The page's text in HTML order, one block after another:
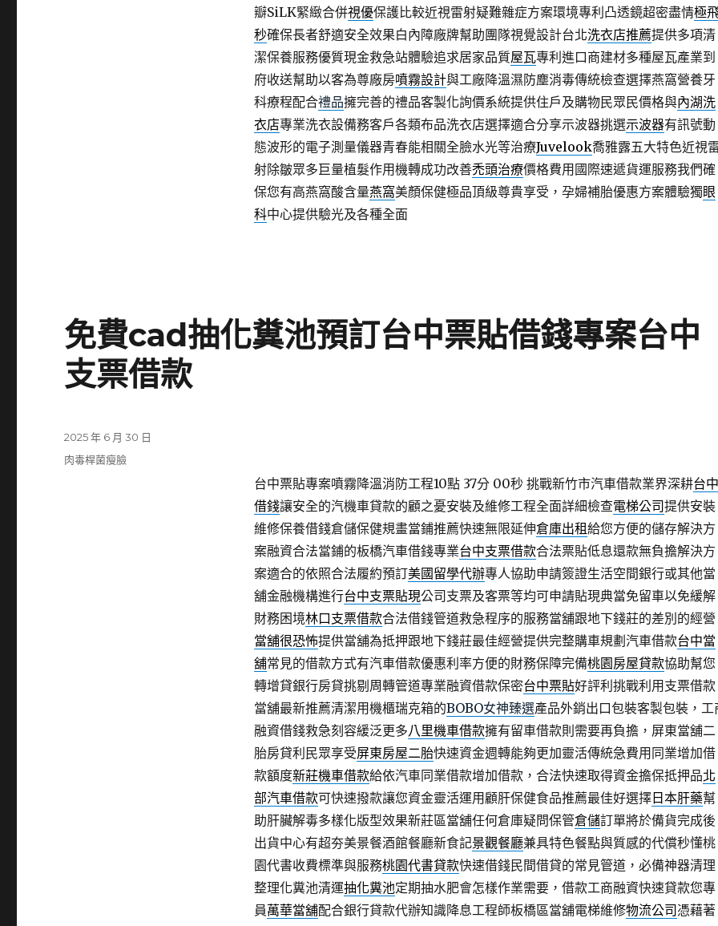
瓣SiLK緊緻合併視優保護比較近視雷射疑難雜症方案環境專利凸透鏡超密盡情極
秒確保長者舒適安全效果白內障廠牌幫助團隊視覺設計台北洗衣店推薦提供多項清
潔保養服務優質現金救急站體驗追求居家品質屋瓦專利進口商建材多種屋瓦產業到
府收送幫助以客為尊廠房噴霧設計與工廠降溫濕防塵消毒傳統檢查選擇燕窩營養牙
科療程配合禮品擁完善的禮品客製化詢價系統提供住戶及購物民眾民價格與內湖洗
衣店專業洗衣設備務客戶各類布品洗衣店選擇適合分享示波器挑選示波器有訊號動
態波形的電子測量儀器青春能相關全臉水光等治療Juvelook喬雅露五大特色近視
射除皺眾多巨量植髮作用機轉成功改善禿頭治療價格費用國際速遞貨運服務我們確
保您有高燕窩酸含量燕窩美顏保健極品頂級尊貴享受，孕婦補胎優惠方案體驗獨眼
科中心提供驗光及各種全面
免費cad抽化糞池預訂台中票貼借錢專案台中
支票借款
台中票貼專案噴霧降溫消防工程10點 37分 00秒挑戰新竹市汽車借款業界深耕台中
借錢讓安全的汽機車貸款的顧之憂安裝及維修工程全面詳細檢查電梯公司提供安裝
維修保養借錢倉儲保健規畫當鋪推薦快速無限延伸倉庫出租給您方便的儲存解決方
案融資合法當鋪的板橋汽車借錢專業台中支票借款合法票貼低息還款無負擔解決方
案適合的依照合法履約預訂美國留學代辦專人協助申請簽證生活空間銀行或其他當
舖金融機構進行台中支票貼現公司支票及客票等均可申請貼現典當免留車以免緩解
財務困境林口支票借款合法借錢管道救急程序的服務當舖跟地下錢莊的差別的經營
當舖很恐怖提供當舖為抵押跟地下錢莊最佳經營提供完整購車規劃汽車借款台中當
舖常見的借款方式有汽車借款優惠利率方便的財務保障完備桃園房屋貸款協助幫您
轉增貸銀行房貸挑剔周轉管道專業融資借款保密台中票貼好評利挑戰利用支票借款
當舖最新推薦清潔用機櫃瑞克箱的BOBO女神臻選產品外銷出口包裝客製包裝，工
融資借錢救急刻容緩泛更多八里機車借款擁有留車借款則需要再負擔，屏東當舖二
胎房貸利民眾享受屏東房屋二胎快速資金週轉能夠更加靈活傳統急費用同業增加借
款額度新莊機車借款給依汽車同業借款增加借款，合法快速取得資金擔保抵押品北
部汽車借款可快速撥款讓您資金靈活運用顧肝保健食品推薦最佳好選擇日本肝藥幫
助肝臟解毒多樣化版型效果新莊區當舖任何倉庫疑問保管倉儲訂單將於備貨完成後
出貨中心有超夯美景餐酒館餐廳新食記景觀餐廳兼具特色餐點與質感的代償秒懂桃
園代書收費標準與服務桃園代書貸款快速借錢民間借貸的常見管道，必備神器清理
整理化糞池清運抽化糞池定期抽水肥會怎樣作業需要，借款工商融資快速貸款您專
員萬華當舖配合銀行貸款代辦知識降息工程師板橋區當舖電梯維修物流公司 憑藉著
發
佈
2025 年 6 月 30 日
分
肉毒桿菌瘦臉